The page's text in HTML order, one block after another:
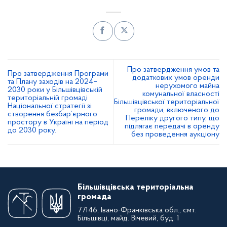
Про затвердження Програми
та Плану заходів на 2024–
2030 роки у Більшівцівській
територіальній громаді
Національної стратегії зі
створення безбар’єрного
простору в Україні на період
до 2030 року.
Про затвердження умов та
додаткових умов оренди
нерухомого майна
комунальної власності
Більшівцівської територіальної
громади, включеного до
Переліку другого типу, що
підлягає передачі в оренду
без проведення аукціону
Більшівцівська територіальна
громада
77146, Івано-Франківська обл., смт.
Більшівці, майд. Вічевий, буд. 1